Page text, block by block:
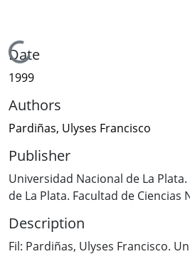
Loading...
Date
1999
Authors
Pardiñas, Ulyses Francisco
Publisher
Universidad Nacional de La
de La Plata. Facultad de Ciencias
Description
Fil: Pardiñas, Ulyses Francisco.